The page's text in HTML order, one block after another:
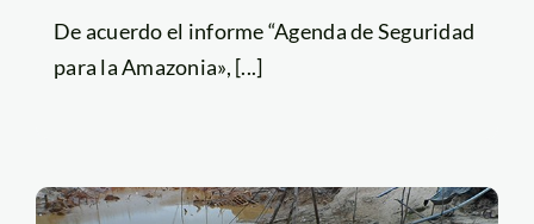
De acuerdo el informe “Agenda de Seguridad
para la Amazonia», [...]